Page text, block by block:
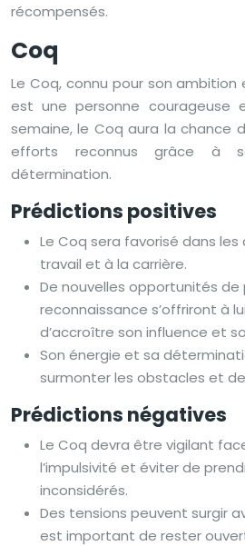
récompensés.
Coq
Le Coq, connu pour son
est une personne courageuse
semaine, le Coq aura la chance
efforts reconnus grâce à
détermination.
Prédictions positives
Le Coq sera favorisé dans les
travail et à la carrière.
De nouvelles opportunités
reconnaissance s’offriront à
d’accroître son influence et
Son énergie et sa
surmonter les obstacles et
Prédictions négatives
Le Coq devra être vigilant
l’impulsivité et éviter de
inconsidérés.
Des tensions peuvent surgir
est important de rester